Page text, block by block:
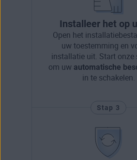
Installeer het op
Open het
uw toestemming en
installatie uit. Start onze
om uw automatische
in te schakelen.
Stap 3